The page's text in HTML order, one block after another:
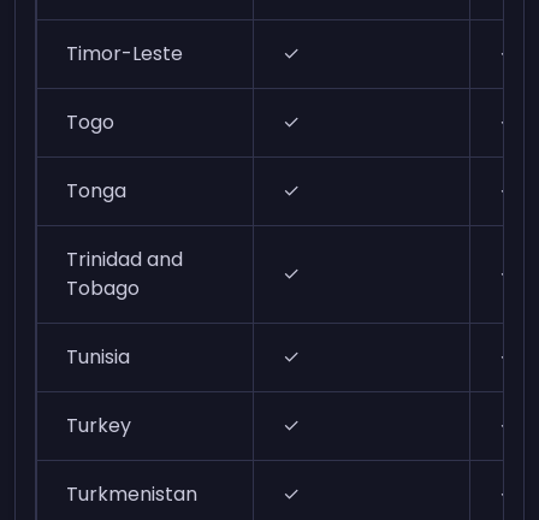
Timor-Leste ✓ ✓
Togo ✓ ✓
Tonga ✓ ✓
Trinidad and
Tobago
✓ ✓
Tunisia ✓ ✓
Turkey ✓ ✓
Turkmenistan ✓ ✓